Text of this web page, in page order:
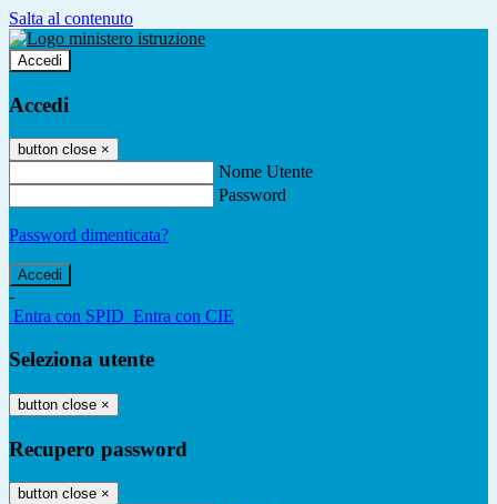
Salta al contenuto
Accedi
Accedi
button close ×
Nome Utente
Password
Password dimenticata?
-
Entra con SPID Entra con CIE
Seleziona utente
button close ×
Recupero password
button close ×